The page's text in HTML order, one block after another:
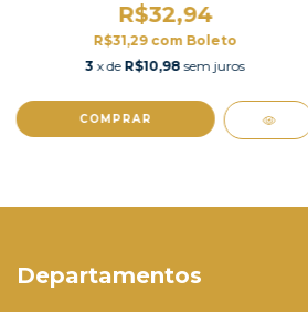
R$32,94
R$31,29 com Boleto
3 x de R$10,98 sem juros
COMPRAR
Departamentos